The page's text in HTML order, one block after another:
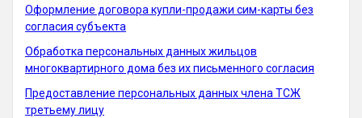
Оформление договора купли-продажи сим-карты без
согласия субъекта
Обработка персональных данных жильцов
многоквартирного дома без их письменного согласия
Предоставление персональных данных члена ТСЖ
третьему лицу